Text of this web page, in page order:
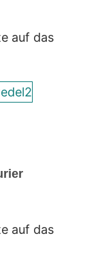
auf das
auf das